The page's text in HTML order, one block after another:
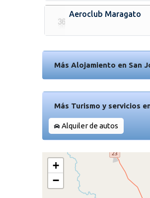
Aeroclub Maragato
Más Alojamiento en San
Más Turismo y servicios
Alquiler de autos
+
−